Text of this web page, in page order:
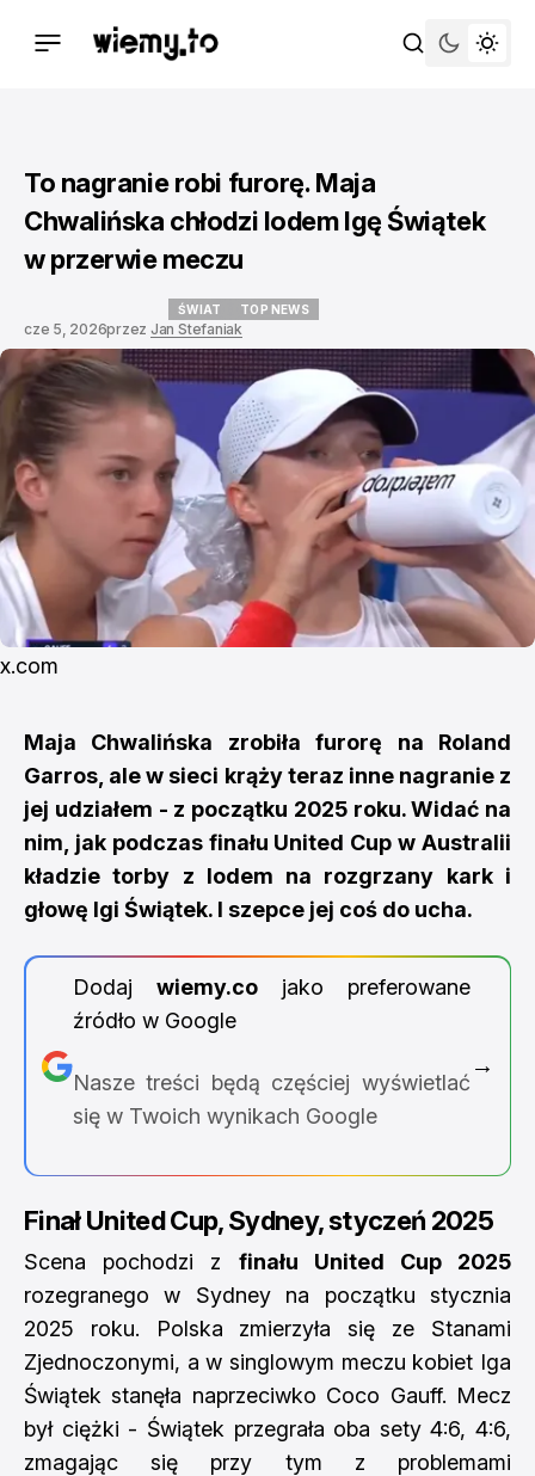
To nagranie robi furorę. Maja
Chwalińska chłodzi lodem Igę Świątek
w przerwie meczu
ŚWIAT TOP NEWS
cze 5, 2026przez Jan Stefaniak
x.com
Maja Chwalińska zrobiła furorę na Roland
Garros, ale w sieci krąży teraz inne nagranie z
jej udziałem - z początku 2025 roku. Widać na
nim, jak podczas finału United Cup w Australii
kładzie torby z lodem na rozgrzany kark i
głowę Igi Świątek. I szepce jej coś do ucha.
Dodaj wiemy.cojako preferowane
źródło w Google
Nasze treści będą częściej wyświetlać
się w Twoich wynikach Google
→
Finał United Cup, Sydney, styczeń 2025
Scena pochodzi z finału United Cup 2025
rozegranego w Sydney na początku stycznia
2025 roku. Polska zmierzyła się ze Stanami
Zjednoczonymi, a w singlowym meczu kobiet Iga
Świątek stanęła naprzeciwko Coco Gauff. Mecz
był ciężki - Świątek przegrała oba sety 4:6, 4:6,
zmagając się przy tym z problemami